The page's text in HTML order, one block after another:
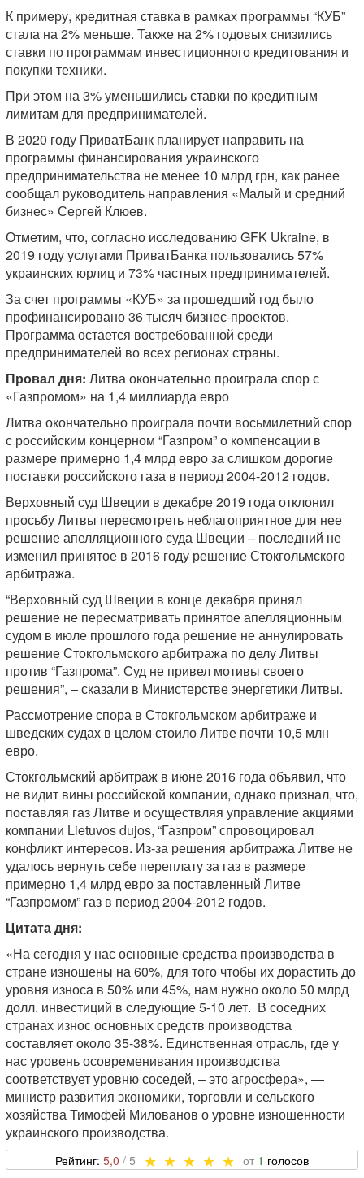
К примеру, кредитная ставка в рамках программы “КУБ”
стала на 2% меньше. Также на 2% годовых снизились
ставки по программам инвестиционного кредитования и
покупки техники.
При этом на 3% уменьшились ставки по кредитным
лимитам для предпринимателей.
В 2020 году ПриватБанк планирует направить на
программы финансирования украинского
предпринимательства не менее 10 млрд грн, как ранее
сообщал руководитель направления «Малый и средний
бизнес» Сергей Клюев.
Отметим, что, согласно исследованию GFK Ukraine, в
2019 году услугами ПриватБанка пользовались 57%
украинских юрлиц и 73% частных предпринимателей.
За счет программы «КУБ» за прошедший год было
профинансировано 36 тысяч бизнес-проектов.
Программа остается востребованной среди
предпринимателей во всех регионах страны.
Провал дня: Литва окончательно проиграла спор с
«Газпромом» на 1,4 миллиарда евро
Литва окончательно проиграла почти восьмилетний спор
с российским концерном “Газпром” о компенсации в
размере примерно 1,4 млрд евро за слишком дорогие
поставки российского газа в период 2004-2012 годов.
Верховный суд Швеции в декабре 2019 года отклонил
просьбу Литвы пересмотреть неблагоприятное для нее
решение апелляционного суда Швеции – последний не
изменил принятое в 2016 году решение Стокгольмского
арбитража.
“Верховный суд Швеции в конце декабря принял
решение не пересматривать принятое апелляционным
судом в июле прошлого года решение не аннулировать
решение Стокгольмского арбитража по делу Литвы
против “Газпрома”. Суд не привел мотивы своего
решения”, – сказали в Министерстве энергетики Литвы.
Рассмотрение спора в Стокгольмском арбитраже и
шведских судах в целом стоило Литве почти 10,5 млн
евро.
Стокгольмский арбитраж в июне 2016 года объявил, что
не видит вины российской компании, однако признал, что,
поставляя газ Литве и осуществляя управление акциями
компании Lietuvos dujos, “Газпром” спровоцировал
конфликт интересов. Из-за решения арбитража Литве не
удалось вернуть себе переплату за газ в размере
примерно 1,4 млрд евро за поставленный Литве
“Газпромом” газ в период 2004-2012 годов.
Цитата дня:
«На сегодня у нас основные средства производства в
стране изношены на 60%, для того чтобы их дорастить до
уровня износа в 50% или 45%, нам нужно около 50 млрд
долл. инвестиций в следующие 5-10 лет. В соседних
странах износ основных средств производства
составляет около 35-38%. Единственная отрасль, где у
нас уровень осовременивания производства
соответствует уровню соседей, – это агросфера», —
министр развития экономики, торговли и сельского
хозяйства Тимофей Милованов о уровне изношенности
украинского производства.
5,0 1